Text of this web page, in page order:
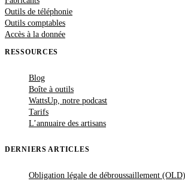
Outils de téléphonie
Outils comptables
Accès à la donnée
RESSOURCES
Blog
Boîte à outils
WattsUp, notre podcast
Tarifs
L’annuaire des artisans
DERNIERS ARTICLES
Obligation légale de débroussaillement